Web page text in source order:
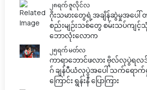
၂၈ရက် ဇူလိုင်လ
ဂိုးသမားတွေရဲ့အချိန်ဆွဲမှုအပေါ်
စည်းမျဉ်းသစ်တွေ စမ်းသပ်ကျင့်
ဘောလုံးလောက
၂၅ရက် မတ်လ
ကာရာဘောင်ဖလား ဗိုလ်လုပွဲရလ
ဂ် ချန်ပီယံလုပွဲအပေါ် သက်ရော
ကြောင်း ရွန်းနီ ပြောကြား